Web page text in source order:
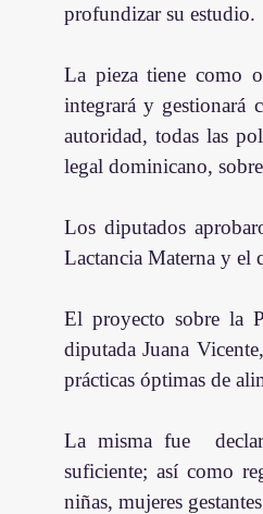
profundizar su estudio.
La pieza tiene como
integrará y gestionará
autoridad, todas las
legal dominicano,
Los diputados
Lactancia Materna y el
El proyecto sobre la
diputada Juana
prácticas óptimas de
La misma fue
suficiente; así como
niñas, mujeres